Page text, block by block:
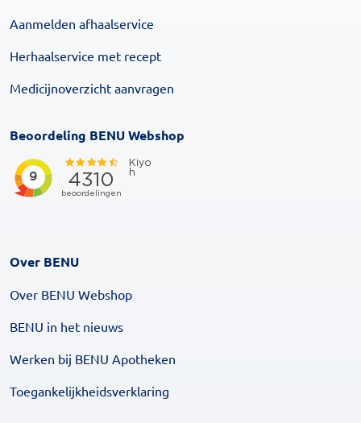
Aanmelden afhaalservice
Herhaalservice met recept
Medicijnoverzicht aanvragen
Beoordeling BENU Webshop
Over BENU
Over BENU Webshop
BENU in het nieuws
Werken bij BENU Apotheken
Toegankelijkheidsverklaring